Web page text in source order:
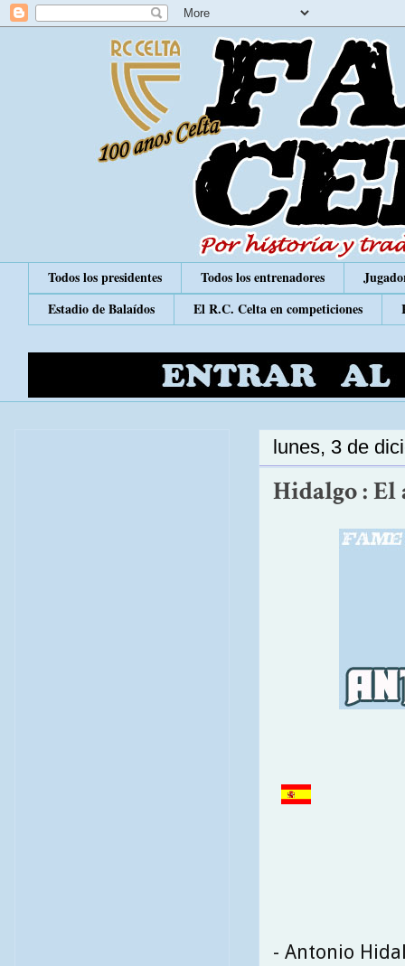
Todos los presidentes Todos los entrenadores
Estadio de Balaídos
El R.C. Celta en competiciones
lunes, 3 de
Hidalgo :
- Antonio